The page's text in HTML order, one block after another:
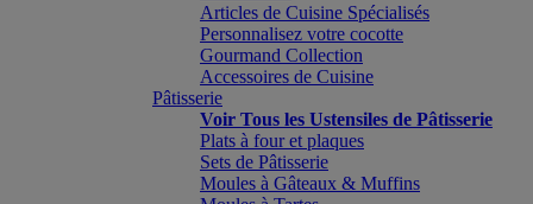
Articles de Cuisine Spécialisés
Personnalisez votre cocotte
Gourmand Collection
Accessoires de Cuisine
Pâtisserie
Voir Tous les Ustensiles de Pâtisserie
Plats à four et plaques
Sets de Pâtisserie
Moules à Gâteaux & Muffins